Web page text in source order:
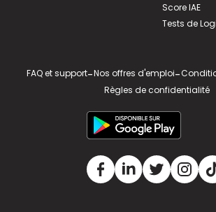
Score IAE
Tests de
FAQ et support-Nos offres d'emploi-
Règles de confidentialité